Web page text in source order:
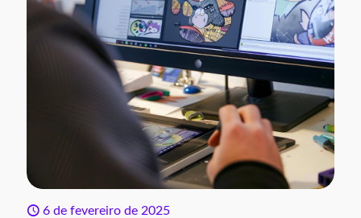
6 de fevereiro de 2025